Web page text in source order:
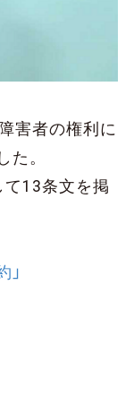
害者の権利に
。
13条文を掲